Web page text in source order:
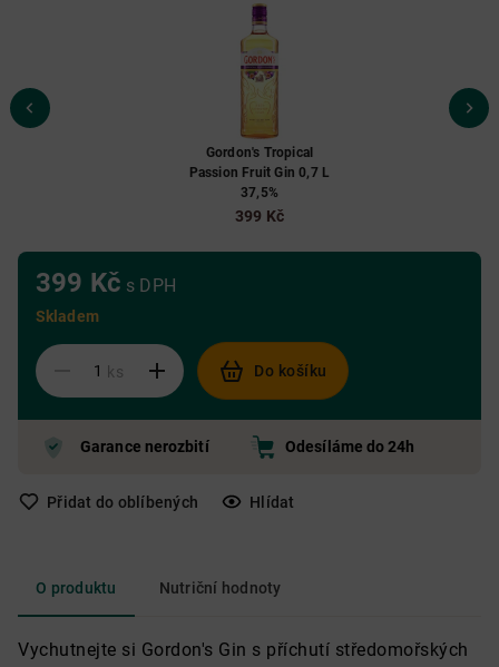
Gordon's Tropical
Passion Fruit Gin 0,7 L
37,5%
399 Kč
399 Kč s DPH
Skladem
ks Do košíku
Garance nerozbití Odesíláme do 24h
Přidat do oblíbených Hlídat
O produktu Nutriční hodnoty
Vychutnejte si Gordon's Gin s příchutí středomořských